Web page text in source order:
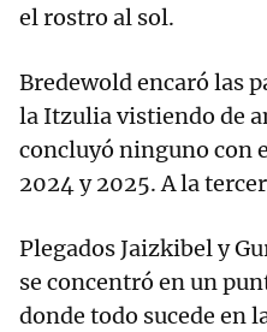
el rostro al sol.
Bredewold encaró las
la Itzulia vistiendo de
concluyó ninguno con
2024 y 2025. A la
Plegados Jaizkibel y
se concentró en un
donde todo sucede en